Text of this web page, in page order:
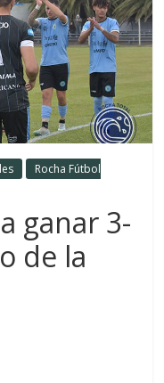
Rocha Fútbol
ganar 3-
de la